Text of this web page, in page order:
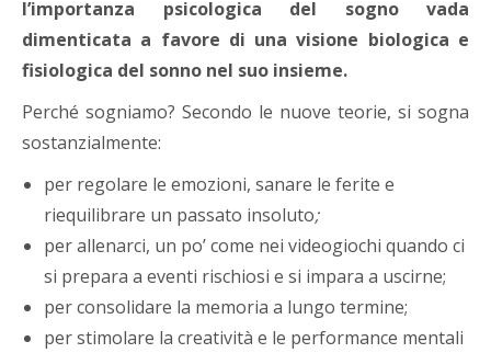
l’importanza psicologica del sogno vada
dimenticata a favore di una visione biologica e
fisiologica del sonno nel suo insieme.
Perché sogniamo? Secondo le nuove teorie, si sogna
sostanzialmente:
per regolare le emozioni, sanare le ferite e
riequilibrare un passato insoluto;
per allenarci, un po’ come nei videogiochi quando ci
si prepara a eventi rischiosi e si impara a uscirne;
per consolidare la memoria a lungo termine;
per stimolare la creatività e le performance mentali